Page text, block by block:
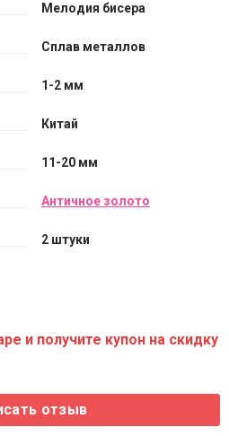
Мелодия бисера
Сплав металлов
1-2 мм
Китай
11-20 мм
Античное золото
2 штуки
и получите купон на скидку